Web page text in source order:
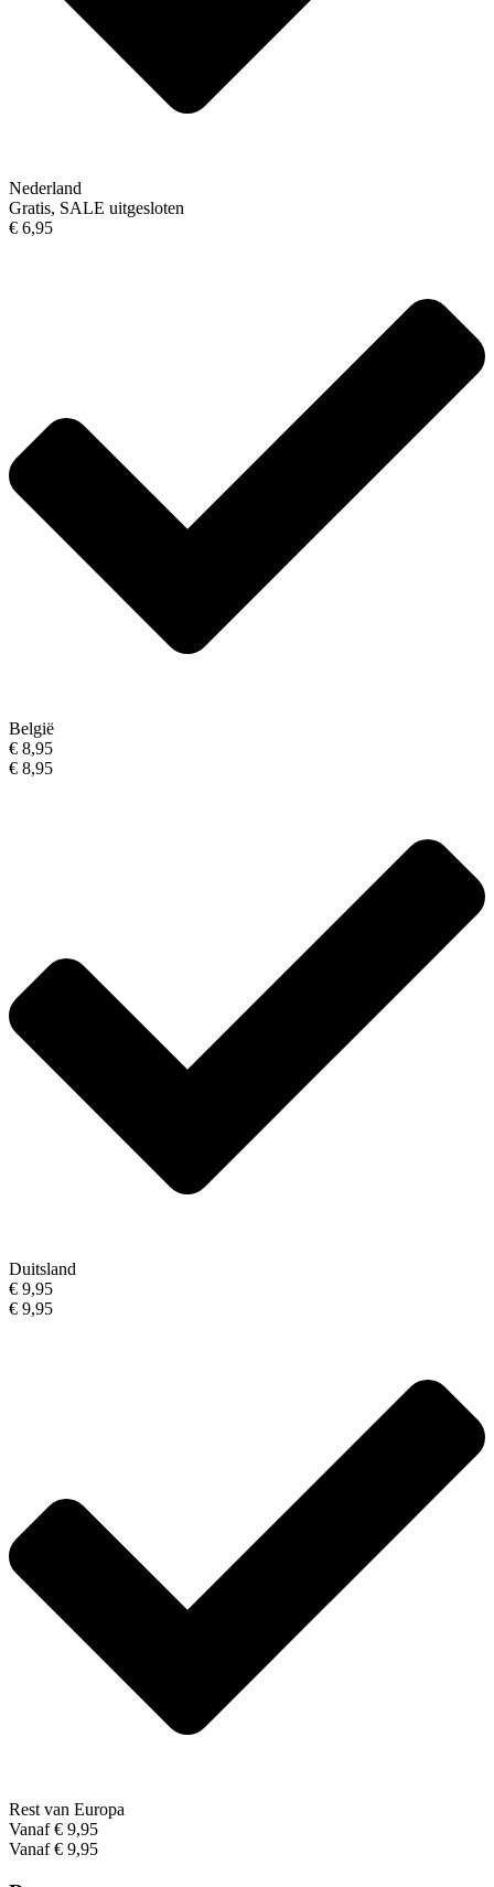
Nederland
Gratis, SALE uitgesloten
€ 6,95
België
€ 8,95
€ 8,95
Duitsland
€ 9,95
€ 9,95
Rest van Europa
Vanaf € 9,95
Vanaf € 9,95